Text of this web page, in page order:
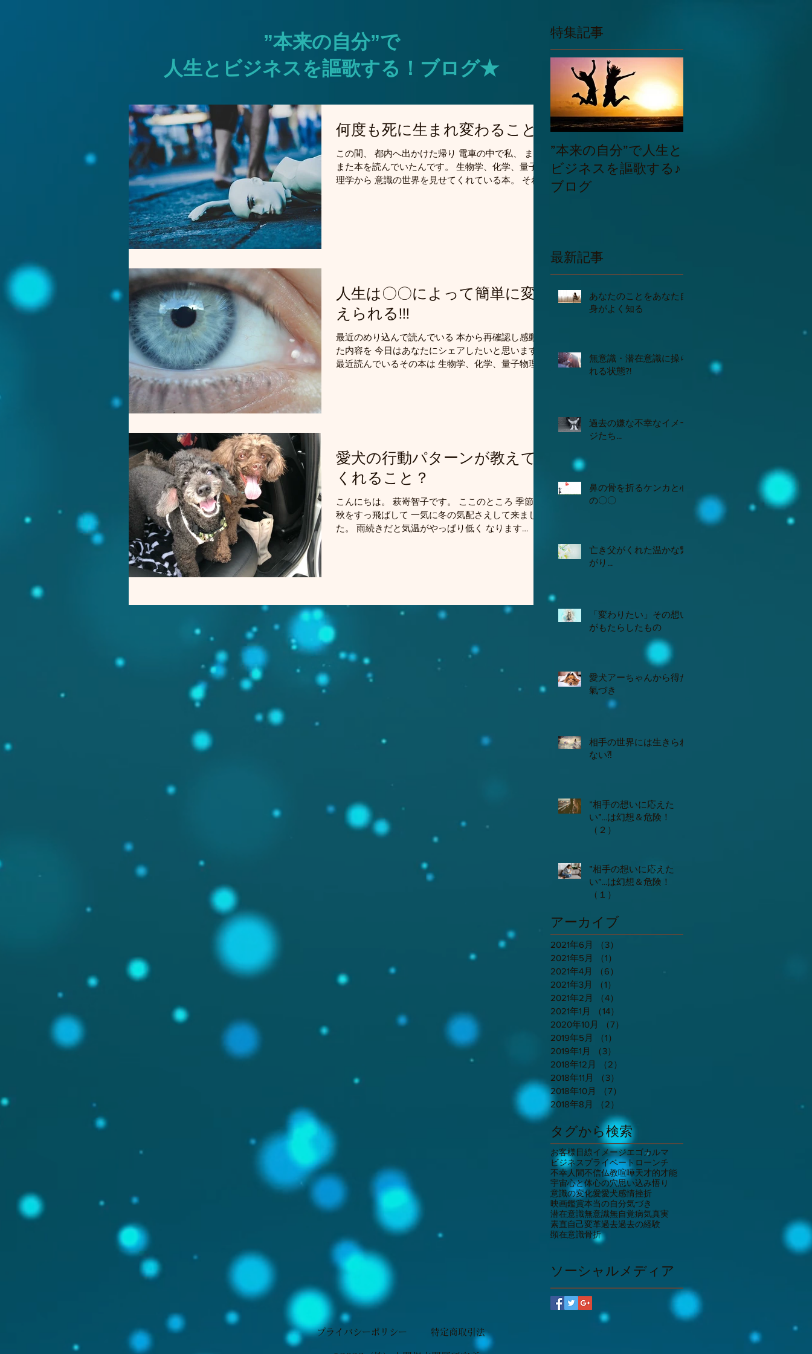
​”本来の自分”で
人生とビジネスを謳歌する！ブログ★
何度も死に生まれ変わること
この間、 都内へ出かけた帰り 電車の中で私、 また
また本を読んでいたんです。 生物学、化学、量子物
理学から 意識の世界を見せてくれている本。 それ
人生は〇〇によって簡単に変
えられる!!!
最近のめり込んで読んでいる 本から再確認し感動し
た内容を 今日はあなたにシェアしたいと思います。
最近読んでいるその本は 生物学、化学、量子物理学
愛犬の行動パターンが教えて
くれること？
こんにちは。 萩嵜智子です。 ここのところ 季節は
秋をすっ飛ばして 一気に冬の気配さえして来まし
た。 雨続きだと気温がやっぱり低く なります
特集記事
”本来の自分”で人生と
ビジネスを謳歌する♪
ブログ
最新記事
あなたのことをあなた自
身がよく知る
無意識・潜在意識に操ら
れる状態?!
過去の嫌な不幸なイメー
ジたち...
鼻の骨を折るケンカと心
の〇〇
亡き父がくれた温かな繋
がり...
「変わりたい」その想い
がもたらしたもの
愛犬アーちゃんから得た
氣づき
相手の世界には生きられ
ない⁈
”相手の想いに応えた
い”...は幻想＆危険！
（２）
”相手の想いに応えた
い”...は幻想＆危険！
（１）
アーカイブ
2021年6月 （3）
2021年5月
（1）
2021年4月
（6）
2021年3月
（1）
2021年2月
（4）
2021年1月
（14）
2020年10月
（7）
2019年5月
（1）
2019年1月
（3）
2018年12月
（2）
2018年11月
（3）
2018年10月
（7）
2018年8月
（2）
タグから検索
お客様目線イメージエゴカルマ
ビジネスプライベート ローンチ
不幸人間不信仏教喧嘩天才的才能
宇宙心と体心の穴思い込み悟り
意識の変化愛愛犬感情挫折
映画鑑賞本当の自分気づき
潜在意識無意識無自覚病気真実
素直自己変革過去過去の経験
顕在意識骨折
ソーシャルメディア
プライバシーポリシー 特定商取引法